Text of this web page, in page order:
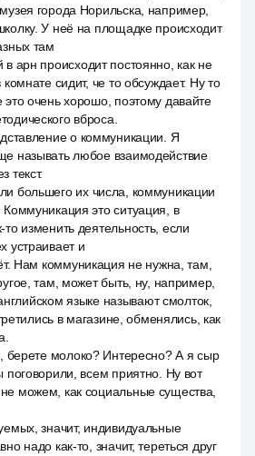
города Норильска, например,
У неё на площадке происходит
там
в арн происходит постоянно, как не
сидит, че то обсуждает. Ну то
очень хорошо, поэтому давайте
вброса.
о коммуникации. Я
называть любое взаимодействие
текст.
большего их числа, коммуникации
Коммуникация это ситуация, в
изменить деятельность, если
устраивает и
Нам коммуникация не нужна, там,
там, может быть, ну, например,
языке называют смолток,
в магазине, обменялись, как
берете молоко? Интересно? А я сыр
поговорили, всем приятно. Ну вот
можем, как социальные существа,
значит, индивидуальные
надо как-то, значит, тереться друг